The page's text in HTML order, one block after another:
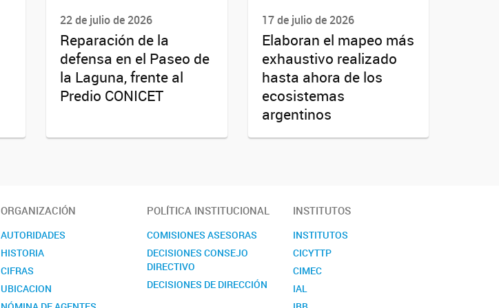
22 de julio de 2026
Reparación de la
defensa en el Paseo de
la Laguna, frente al
Predio CONICET
17 de julio de 2026
Elaboran el mapeo más
exhaustivo realizado
hasta ahora de los
ecosistemas
argentinos
ORGANIZACIÓN
AUTORIDADES
HISTORIA
CIFRAS
UBICACION
POLÍTICA INSTITUCIONAL
COMISIONES ASESORAS
DECISIONES CONSEJO
DIRECTIVO
DECISIONES DE DIRECCIÓN
INSTITUTOS
INSTITUTOS
CICYTTP
CIMEC
IAL